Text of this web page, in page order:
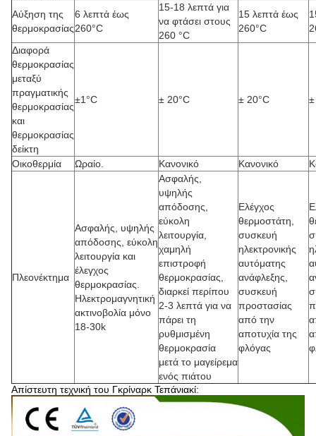
Αύξηση της
θερμοκρασίας
6 λεπτά έως
260°C
15-18 λεπτά για
να φτάσει στους
260 °C
15 λεπτά έως
260°C
Διαφορά
θερμοκρασίας
μεταξύ
πραγματικής
θερμοκρασίας
και
θερμοκρασίας
δείκτη
±1°C ± 20°C ± 20°C ±
Οικοθερμία Ωραίο. Κανονικό Κανονικό
Πλεονέκτημα
Ασφαλής, υψηλής
απόδοσης, εύκολη
λειτουργία και
έλεγχος
θερμοκρασίας.
Ηλεκτρομαγνητική
ακτινοβολία μόνο
18-30k
Ασφαλής,
υψηλής
απόδοσης,
εύκολη
λειτουργία,
χαμηλή
επιστροφή
θερμοκρασίας,
διαρκεί περίπου
2-3 λεπτά για να
πάρει τη
ρυθμισμένη
θερμοκρασία
μετά το μαγείρεμα
ενός πιάτου
Ελέγχος
θερμοστάτη,
συσκευή
ηλεκτρονικής
αυτόματης
ανάφλεξης,
συσκευή
προστασίας
από την
αποτυχία της
φλόγας
Απίστευτη τεχνική του Γκρίναρκ Τεπάνιακί: